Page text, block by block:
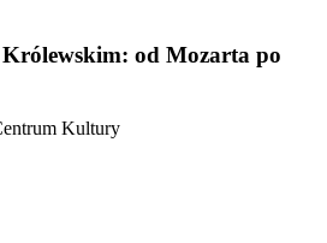
od Mozarta po
Kultury